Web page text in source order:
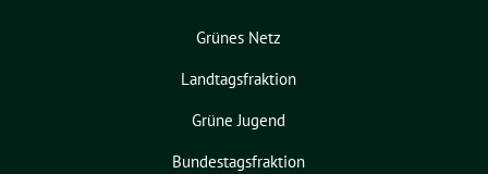
Grünes Netz
Landtagsfraktion
Grüne Jugend
Bundestagsfraktion